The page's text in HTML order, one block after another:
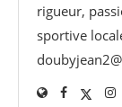
rigueur,
sportive